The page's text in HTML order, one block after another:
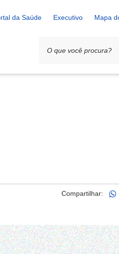
da Saúde Executivo Mapa
Compartilhar: